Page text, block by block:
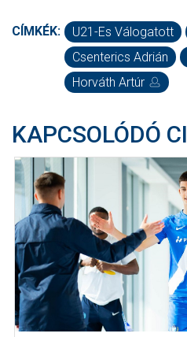
CÍMKÉK: U21-Es Válogatott
Csenterics Adrián
Horváth Artúr
KAPCSOLÓDÓ